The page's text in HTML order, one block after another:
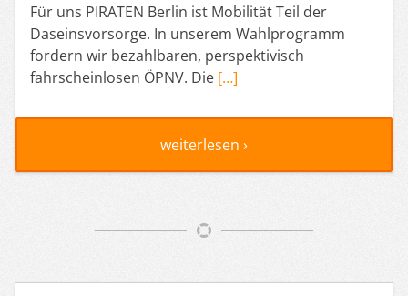
Für uns PIRATEN Berlin ist Mobilität Teil der
Daseinsvorsorge. In unserem Wahlprogramm
fordern wir bezahlbaren, perspektivisch
fahrscheinlosen ÖPNV. Die […]
weiterlesen ›